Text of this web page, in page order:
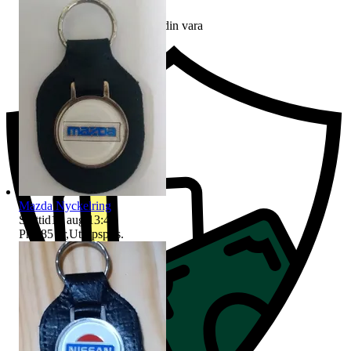
Ersättning om du inte får din vara
Mazda Nyckelring
Sluttid15 aug 13:41
.
Pris:85 kr,Utropspris.